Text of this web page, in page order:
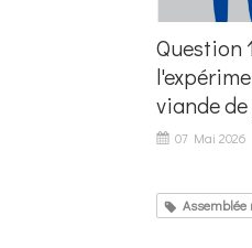
Question
viande
07 Mai 2026
Assemblée